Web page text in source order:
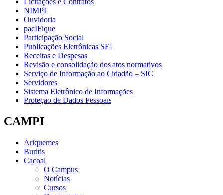
Licitações e Contratos
NIMPI
Ouvidoria
pacIFique
Participação Social
Publicações Eletrônicas SEI
Receitas e Despesas
Revisão e consolidação dos atos normativos
Serviço de Informação ao Cidadão – SIC
Servidores
Sistema Eletrônico de Informações
Proteção de Dados Pessoais
CAMPI
Ariquemes
Buritis
Cacoal
O Campus
Notícias
Cursos